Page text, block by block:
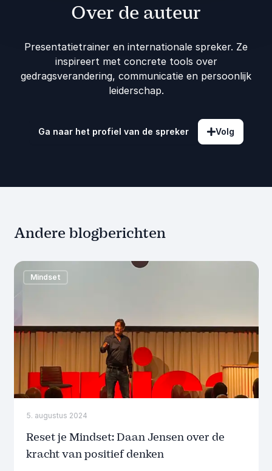
Over de auteur
Presentatietrainer en internationale spreker. Ze
inspireert met concrete tools over
gedragsverandering, communicatie en persoonlijk
leiderschap.
Ga naar het profiel van de spreker Volg
Andere blogberichten
5. augustus 2024
Reset je Mindset: Daan Jensen over de
kracht van positief denken
Mindset